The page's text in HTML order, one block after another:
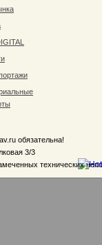
обязательна!
3/3
технических